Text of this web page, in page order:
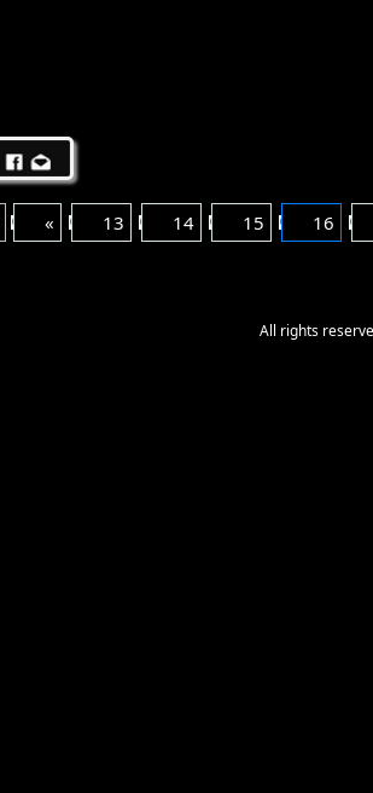
« 13 14 15 16
All rights